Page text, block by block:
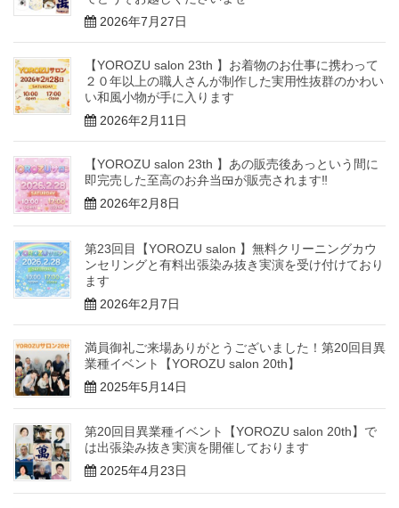
2026年7月27日
【YOROZU salon 23th 】お着物のお仕事に携わって
２０年以上の職人さんが制作した実用性抜群のかわい
い和風小物が手に入ります
2026年2月11日
【YOROZU salon 23th 】あの販売後あっという間に
即完売した至高のお弁当🍱が販売されます‼️
2026年2月8日
第23回目【YOROZU salon 】無料クリーニングカウ
ンセリングと有料出張染み抜き実演を受け付けており
ます
2026年2月7日
満員御礼ご来場ありがとうございました！第20回目異
業種イベント【YOROZU salon 20th】
2025年5月14日
第20回目異業種イベント【YOROZU salon 20th】で
は出張染み抜き実演を開催しております
2025年4月23日